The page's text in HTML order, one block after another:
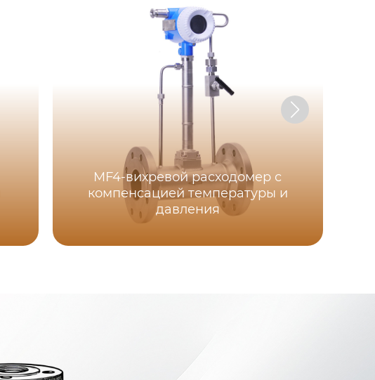
MF4-вихревой расходомер с
компенсацией температуры и
давления